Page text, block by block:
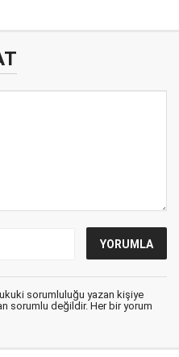
sorumluluğu yazan kişiye
sorumlu değildir. Her bir yorum